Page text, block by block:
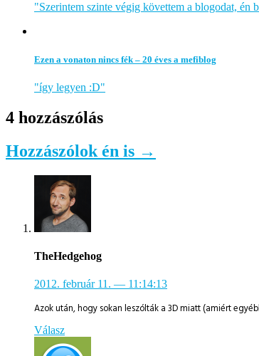
"Szerintem szinte végig követtem a blogodat, én
Ezen a vonaton nincs fék – 20 éves a mefiblog
"így legyen :D"
4 hozzászólás
Hozzászólok én is →
TheHedgehog
2012. február 11. — 11:14:13
Azok után, hogy sokan leszólták a 3D miatt (amiért
Válasz